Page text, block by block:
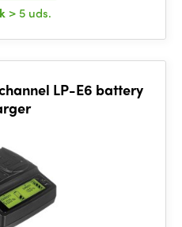
> 5 uds.
LP-E6 battery